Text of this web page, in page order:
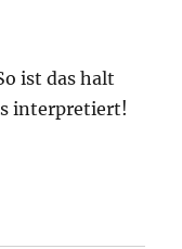
ist das halt
interpretiert!